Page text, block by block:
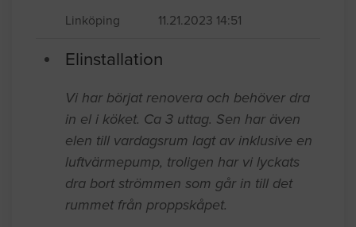
Linköping 11.21.2023 14:51
Elinstallation
Vi har börjat renovera och behöver dra
in el i köket. Ca 3 uttag. Sen har även
elen till vardagsrum lagt av inklusive en
luftvärmepump, troligen har vi lyckats
dra bort strömmen som går in till det
rummet från proppskåpet.